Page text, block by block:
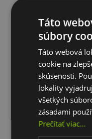
Táto
súbory
Táto webová
cookie na
skúsenosti.
lokality
všetkých
zásadami
Prečítať viac...